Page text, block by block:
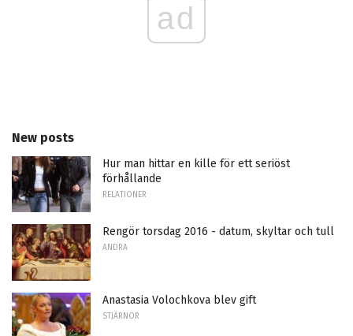
ad
New posts
Hur man hittar en kille för ett seriöst
förhållande
RELATIONER
Rengör torsdag 2016 - datum, skyltar och tull
ANDRA
Anastasia Volochkova blev gift
STJÄRNOR